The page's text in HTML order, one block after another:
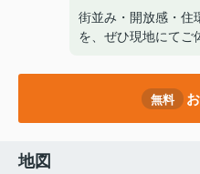
街並み・開放感・住
を、ぜひ現地にてご
無料
地図